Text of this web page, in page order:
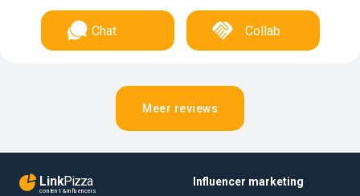
Chat Collab
Meer reviews
LinkPizza
content & influencers
Influencer marketing